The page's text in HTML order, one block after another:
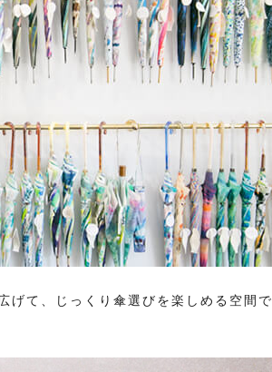
げて、じっくり傘選びを楽しめる空間で